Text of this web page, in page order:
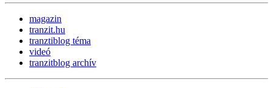
magazin
tranzit.hu
tranztiblog téma
videó
tranzitblog archív